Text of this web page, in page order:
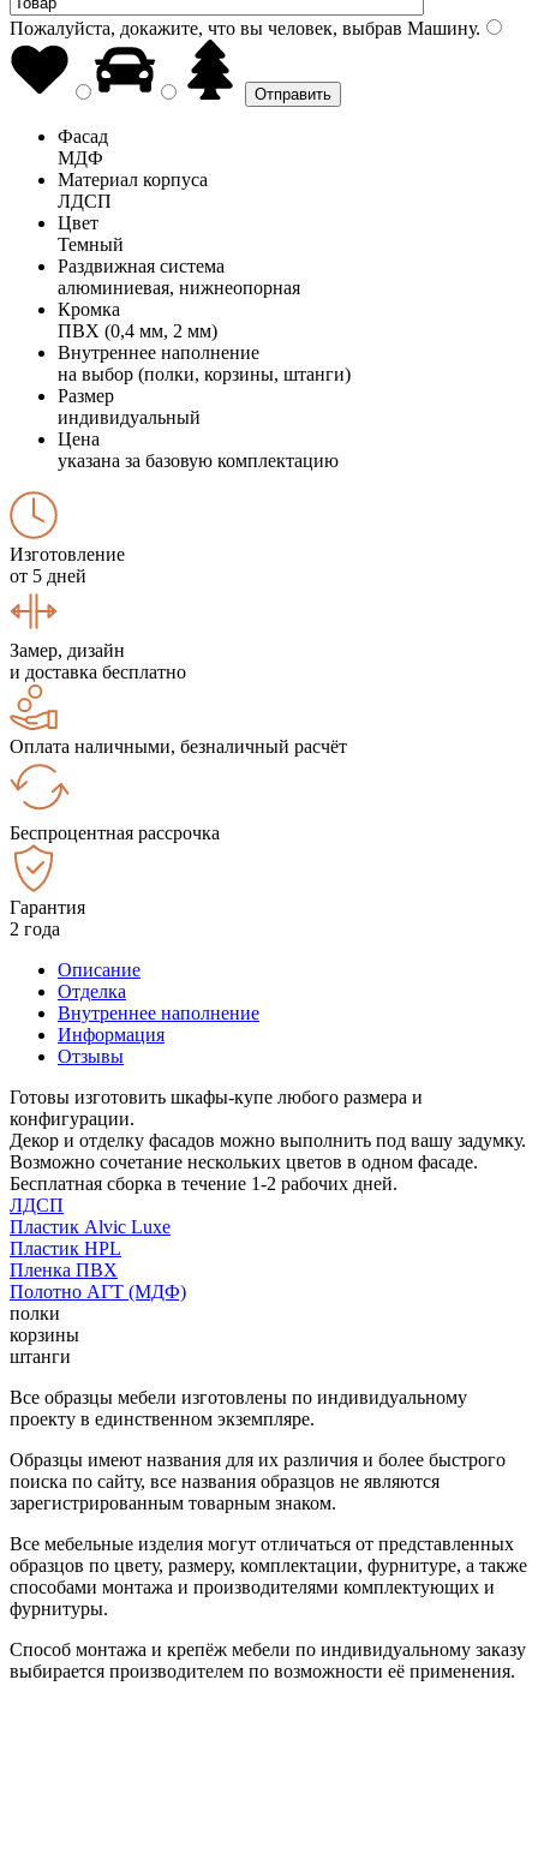
Пожалуйста, докажите, что вы человек, выбрав Машину.
Фасад
МДФ
Материал корпуса
ЛДСП
Цвет
Темный
Раздвижная система
алюминиевая, нижнеопорная
Кромка
ПВХ (0,4 мм, 2 мм)
Внутреннее наполнение
на выбор (полки, корзины, штанги)
Размер
индивидуальный
Цена
указана за базовую комплектацию
Изготовление
от 5 дней
Замер, дизайн
и доставка бесплатно
Оплата наличными, безналичный расчёт
Беспроцентная рассрочка
Гарантия
2 года
Описание
Отделка
Внутреннее наполнение
Информация
Отзывы
Готовы изготовить шкафы-купе любого размера и
конфигурации.
Декор и отделку фасадов можно выполнить под вашу задумку.
Возможно сочетание нескольких цветов в одном фасаде.
Бесплатная сборка в течение 1-2 рабочих дней.
ЛДСП
Пластик Alvic Luxe
Пластик HPL
Пленка ПВХ
Полотно АГТ (МДФ)
полки
корзины
штанги
Все образцы мебели изготовлены по индивидуальному
проекту в единственном экземпляре.
Образцы имеют названия для их различия и более быстрого
поиска по сайту, все названия образцов не являются
зарегистрированным товарным знаком.
Все мебельные изделия могут отличаться от представленных
образцов по цвету, размеру, комплектации, фурнитуре, а также
способами монтажа и производителями комплектующих и
фурнитуры.
Способ монтажа и крепёж мебели по индивидуальному заказу
выбирается производителем по возможности её применения.